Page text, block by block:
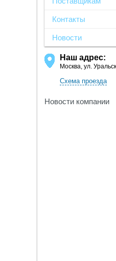
Контакты
Новости
Наш адрес:
Москва, ул.
Схема проезда
Новости компании